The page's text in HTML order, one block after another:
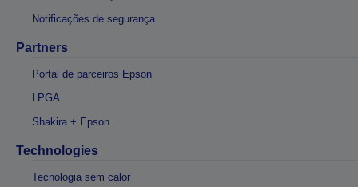
Notificações de segurança
Partners
Portal de parceiros Epson
LPGA
Shakira + Epson
Technologies
Tecnologia sem calor